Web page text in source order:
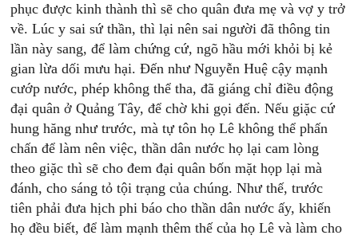
phục được kinh thành thì sẽ cho quân đưa mẹ và vợ y trở
về. Lúc y sai sứ thần, thì lại nên sai người đã thông tin
lần này sang, để làm chứng cứ, ngõ hầu mới khỏi bị kẻ
gian lừa dối mưu hại. Đến như Nguyễn Huệ cậy mạnh
cướp nước, phép không thể tha, đã giáng chỉ điều động
đại quân ở Quảng Tây, để chờ khi gọi đến. Nếu giặc cứ
hung hăng như trước, mà tự tôn họ Lê không thể phấn
chấn để làm nên việc, thần dân nước họ lại cam lòng
theo giặc thì sẽ cho đem đại quân bốn mặt họp lại mà
đánh, cho sáng tỏ tội trạng của chúng. Như thế, trước
tiên phải đưa hịch phi báo cho thần dân nước ấy, khiến
họ đều biết, để làm mạnh thêm thế của họ Lê và làm cho